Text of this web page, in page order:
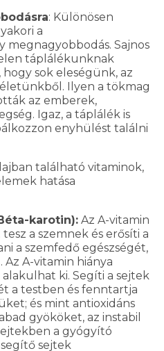
: Különösen
a
megnagyobbodás. Sajnos
táplálékunknak
sok eleségünk, az
Ilyen a tökmag
az emberek,
Igaz, a táplálék is
enyhülést találni
található vitaminok,
hatása
karotin): Az A-vitamin
a szemnek és erősíti a
a szemfedő egészségét,
Az A-vitamin hiánya
alakulhat ki. Segíti a sejtek
a testben és fenntartja
és mint antioxidáns
gyököket, az instabil
a gyógyító
sejtek